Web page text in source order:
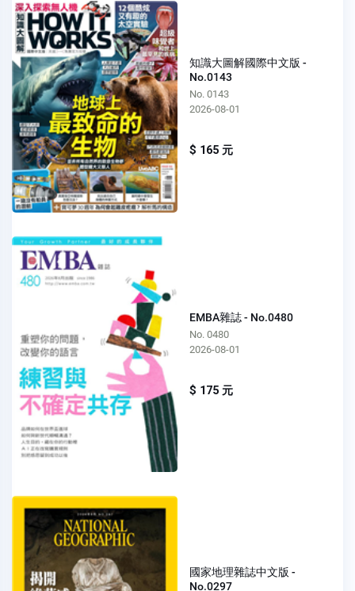
知識大圖解國際中文版 -
No.0143
No. 0143
2026-08-01
$ 165 元
EMBA雜誌 - No.0480
No. 0480
2026-08-01
$ 175 元
國家地理雜誌中文版 -
No.0297